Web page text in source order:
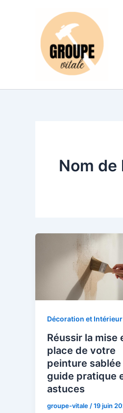
Nom de
Décoration et Intérieur
Réussir la mise
place de votre
peinture sablée
guide pratique
astuces
groupe-vitale /19 juin